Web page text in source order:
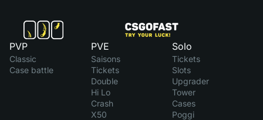
PVP
Classic
Case battle
PVE
Saisons
Tickets
Double
Hi Lo
Crash
X50
Solo
Tickets
Slots
Upgrader
Tower
Cases
Poggi